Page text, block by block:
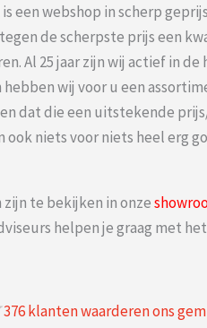
is een webshop in scherp
de scherpste prijs een
Al 25 jaar zijn wij actief in de
wij voor u een
dat die een uitstekende
ook niets voor niets heel erg
te bekijken in onze
helpen je graag met
376klanten waarderen ons